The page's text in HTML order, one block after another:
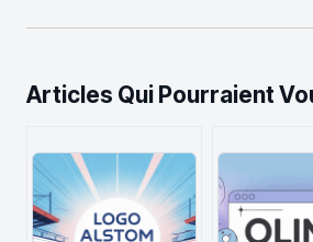
Articles Qui Pourraient